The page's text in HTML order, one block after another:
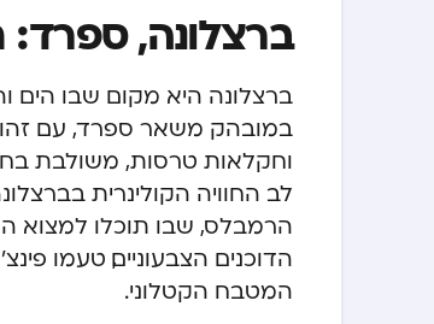
ברצלונה, ספרד:
ברצלונה היא מקום שבו הים
במובהק משאר ספרד, עם
וחקלאות טרסות, משולבת
לב החוויה הקולינרית
הרמבלס, שבו תוכלו למצוא
הדוכנים הצבעוניים, טעמו
המטבח הקטלוני.